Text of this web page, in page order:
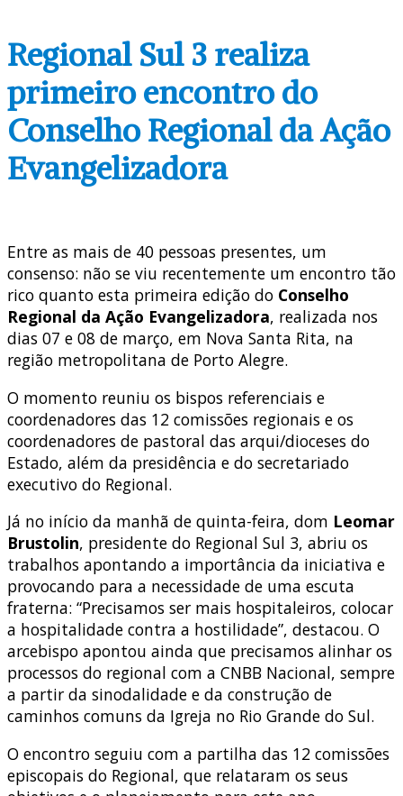
Regional Sul 3 realiza
primeiro encontro do
Conselho Regional da Ação
Evangelizadora
Entre as mais de 40 pessoas presentes, um
consenso: não se viu recentemente um encontro tão
rico quanto esta primeira edição do Conselho
Regional da Ação Evangelizadora, realizada nos
dias 07 e 08 de março, em Nova Santa Rita, na
região metropolitana de Porto Alegre.
O momento reuniu os bispos referenciais e
coordenadores das 12 comissões regionais e os
coordenadores de pastoral das arqui/dioceses do
Estado, além da presidência e do secretariado
executivo do Regional.
Já no início da manhã de quinta-feira, dom Leomar
Brustolin, presidente do Regional Sul 3, abriu os
trabalhos apontando a importância da iniciativa e
provocando para a necessidade de uma escuta
fraterna: “Precisamos ser mais hospitaleiros, colocar
a hospitalidade contra a hostilidade”, destacou. O
arcebispo apontou ainda que precisamos alinhar os
processos do regional com a CNBB Nacional, sempre
a partir da sinodalidade e da construção de
caminhos comuns da Igreja no Rio Grande do Sul.
O encontro seguiu com a partilha das 12 comissões
episcopais do Regional, que relataram os seus